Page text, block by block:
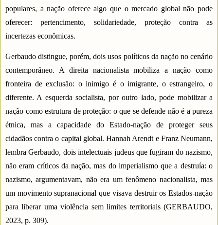
populares, a nação oferece algo que o mercado global não pode
oferecer: pertencimento, solidariedade, proteção contra as
incertezas econômicas.
Gerbaudo distingue, porém, dois usos políticos da nação no cenário
contemporâneo. A direita nacionalista mobiliza a nação como
fronteira de exclusão: o inimigo é o imigrante, o estrangeiro, o
diferente. A esquerda socialista, por outro lado, pode mobilizar a
nação como estrutura de proteção: o que se defende não é a pureza
étnica, mas a capacidade do Estado-nação de proteger seus
cidadãos contra o capital global. Hannah Arendt e Franz Neumann,
lembra Gerbaudo, dois intelectuais judeus que fugiram do nazismo,
não eram críticos da nação, mas do imperialismo que a destruía: o
nazismo, argumentavam, não era um fenômeno nacionalista, mas
um movimento supranacional que visava destruir os Estados-nação
para liberar uma violência sem limites territoriais (GERBAUDO,
2023, p. 309).